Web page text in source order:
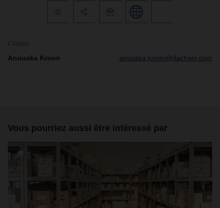
Contact
Anouska Kroon anouska.kroon@dachser.com
Vous pourriez aussi être intéressé par
2